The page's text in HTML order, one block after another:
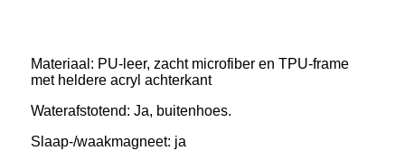
Materiaal: PU-leer, zacht microfiber en TPU-frame
met heldere acryl achterkant
Waterafstotend: Ja, buitenhoes.
Slaap-/waakmagneet: ja